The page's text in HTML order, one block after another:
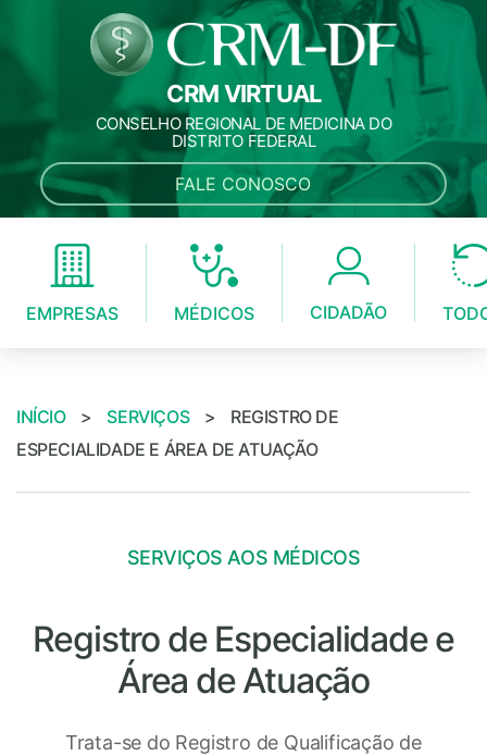
CRM VIRTUAL
CONSELHO REGIONAL DE MEDICINA DO
DISTRITO FEDERAL
FALE CONOSCO
EMPRESAS MÉDICOS CIDADÃO
INÍCIO > SERVIÇOS >
REGISTRO DE
ESPECIALIDADE E ÁREA DE ATUAÇÃO
SERVIÇOS AOS MÉDICOS
Registro de Especialidade e
Área de Atuação
Trata-se do Registro de Qualificação de